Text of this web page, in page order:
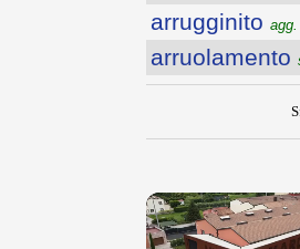
arrugginito agg.
arruolamento